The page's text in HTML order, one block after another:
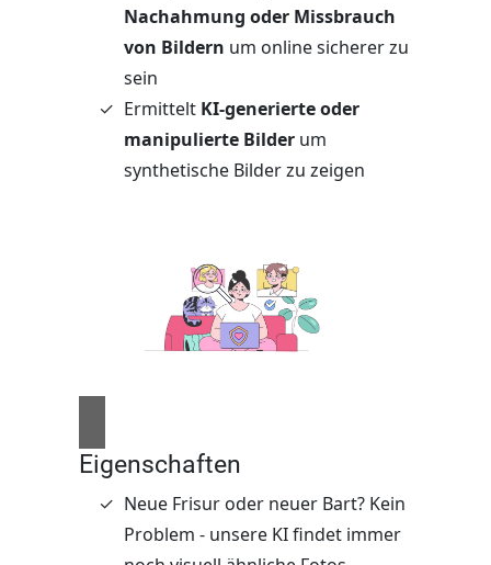
Nachahmung oder Missbrauch
von Bildern um online sicherer zu
sein
Ermittelt KI-generierte oder
manipulierte Bilderum
synthetische Bilder zu zeigen
Eigenschaften
Neue Frisur oder neuer Bart? Kein
Problem - unsere KI findet immer